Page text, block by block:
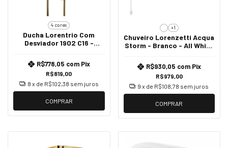
4 cores
Ducha Lorentrio Com
Desviador 1902 C16 -
R$819,00
R$778,05 com Pix
8 x de R$102,38 sem juros
COMPRAR
+1
Chuveiro Lorenzetti Acqua
Storm - Branco - All White
R$979,00
R$930,05 com Pix
9 x de R$108,78 sem juros
COMPRAR